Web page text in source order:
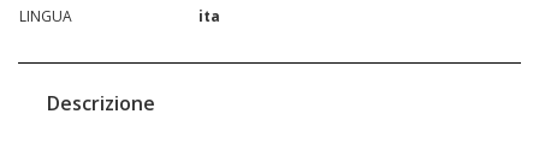
LINGUA
ita
Descrizione